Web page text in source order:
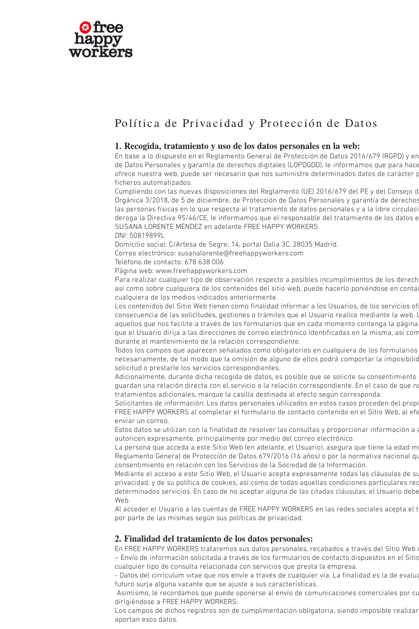
Política de Privacidad y Protección de Datos
1. Recogida, tratamiento y uso de los datos personales en la web:
En base a lo dispuesto en el Reglamento General de Protección de Datos 2016/679 (RGPD) y
de Datos Personales y garantía de derechos digitales (LOPDGDD), le informamos que para
ofrece nuestra web, puede ser necesario que nos suministre determinados datos de carácter
ficheros automatizados.
Cumpliendo con las nuevas disposiciones del Reglamento (UE) 2016/679 del PE y del Consejo
Orgánica 3/2018, de 5 de diciembre, de Protección de Datos Personales y garantía de
las personas físicas en lo que respecta al tratamiento de datos personales y a la libre
deroga la Directiva 95/46/CE, le informamos que el responsable del tratamiento de los datos
SUSANA LORENTE MÉNDEZ en adelante FREE HAPPY WORKERS
DNI: 50819899L
Domicilio social: C/Artesa de Segre, 14, portal Dalia 3C, 28035 Madrid.
Correo electrónico: susanalorente@freehappyworkers.com
Teléfono de contacto: 678 638 006
Página web: www.freehappyworkers.com
Para realizar cualquier tipo de observación respecto a posibles incumplimientos de los
así como sobre cualquiera de los contenidos del sitio web, puede hacerlo poniéndose en
cualquiera de los medios indicados anteriormente.
Los contenidos del Sitio Web tienen como finalidad informar a los Usuarios, de los servicios
consecuencia de las solicitudes, gestiones o trámites que el Usuario realice mediante la
aquellos que nos facilite a través de los formularios que en cada momento contenga la
que el Usuario dirija a las direcciones de correo electrónico identificadas en la misma, así
durante el mantenimiento de la relación correspondiente.
Todos los campos que aparecen señalados como obligatorios en cualquiera de los
necesariamente, de tal modo que la omisión de alguno de ellos podrá comportar la
solicitud o prestarle los servicios correspondientes.
Adicionalmente, durante dicha recogida de datos, es posible que se solicite su
guardan una relación directa con el servicio o la relación correspondiente. En el caso de que
tratamientos adicionales, marque la casilla destinada al efecto según corresponda.
Solicitantes de información: Los datos personales utilizados en estos casos proceden del
FREE HAPPY WORKERS al completar el formulario de contacto contenido en el Sitio Web, al
enviar un correo.
Estos datos se utilizan con la finalidad de resolver las consultas y proporcionar información a
autoricen expresamente, principalmente por medio del correo electrónico.
La persona que acceda a este Sitio Web (en adelante, el Usuario), asegura que tiene la edad
Reglamento General de Protección de Datos 679/2016 (16 años) o por la normativa nacional
consentimiento en relación con los Servicios de la Sociedad de la Información.
Mediante el acceso a este Sitio Web, el Usuario acepta expresamente todas las cláusulas de
privacidad, y de su política de cookies, así como de todas aquellas condiciones particulares
determinados servicios. En caso de no aceptar alguna de las citadas cláusulas, el Usuario
Web.
Al acceder el Usuario a las cuentas de FREE HAPPY WORKERS en las redes sociales acepta
por parte de las mismas según sus políticas de privacidad.
2. Finalidad del tratamiento de los datos personales:
En FREE HAPPY WORKERS trataremos sus datos personales, recabados a través del Sitio
– Envío de información solicitada a través de los formularios de contacto dispuestos en el
cualquier tipo de consulta relacionada con servicios que presta la empresa.
- Datos del cirriculum vitae que nos envíe a través de cualquier vía. La finalidad es la de
futuro surja alguna vacante que se ajuste a sus características.
Asimismo, le recordamos que puede oponerse al envío de comunicaciones comerciales por
dirigiéndose a FREE HAPPY WORKERS.
Los campos de dichos registros son de cumplimentación obligatoria, siendo imposible
aportan esos datos.